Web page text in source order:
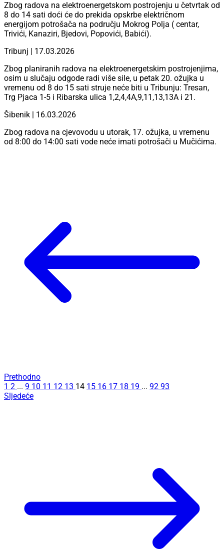
Zbog radova na elektroenergetskom postrojenju u četvrtak od
8 do 14 sati doći će do prekida opskrbe električnom
energijom potrošača na području Mokrog Polja ( centar,
Trivići, Kanaziri, Bjedovi, Popovići, Babići).
Tribunj | 17.03.2026
Zbog planiranih radova na elektroenergetskim postrojenjima,
osim u slučaju odgode radi više sile, u petak 20. ožujka u
vremenu od 8 do 15 sati struje neće biti u Tribunju: Tresan,
Trg Pjaca 1-5 i Ribarska ulica 1,2,4,4A,9,11,13,13A i 21.
Šibenik | 16.03.2026
Zbog radova na cjevovodu u utorak, 17. ožujka, u vremenu
od 8:00 do 14:00 sati vode neće imati potrošači u Mučićima.
Prethodno
1 2 ... 9 10 11 12 13 14 15 16 17 18 19 ... 92 93
Sljedeće